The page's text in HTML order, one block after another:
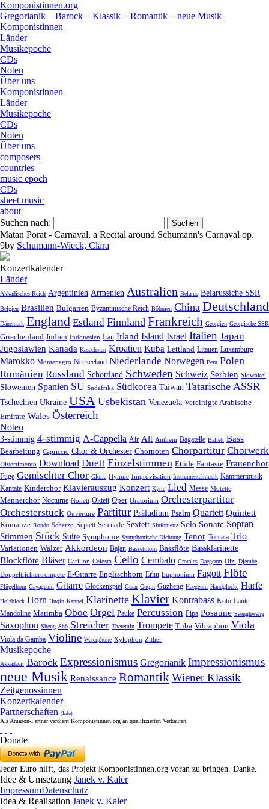
Komponistinnen.org
Gregorianik – Barock – Klassik – Romantik – neue Musik
Komponistinnen
Länder
Musikepoche
CDs
Noten
Über uns
Komponistinnen
Länder
Musikepoche
CDs
Noten
Über uns
composers
countries
music epoch
CDs
sheet music
about
Suchen nach:
Matan Porat - Carnaval, a Recital around Schumann's Carnaval op.
9by Schumann-Wieck, Clara
Konzertkalender
Länder
Akkadisches Reich Argentinien Armenien Australien Belarus Belarussiche SSR
Belgien Brasilien Bulgarien Byzantinische Reich Böhmen China Deutschland
Dänemark England Estland Finnland Frankreich Georgien Georgische SSR
Griechenland Indien Indonesien Iran Irland Island Israel Italien Japan
Jugoslawien Kanada Kasachstan Kroatien Kuba Lettland Litauen Luxemburg
Marokko Montenegro Neuseeland Niederlande Norwegen Peru Polen
Rumänien Russland Schottland Schweden Schweiz Serbien Slowakei
Slowenien Spanien SU Südafrika Südkorea Taiwan Tatarische ASSR
Tschechien Ukraine USA Usbekistan Venezuela Vereinigte Arabische
Emirate Wales Österreich
Noten
3-stimmig 4-stimmig A-Cappella Air Alt Anthem Bagatelle Ballett Bass
Bearbeitung Capriccio Chor & Orchester Chornoten Chorpartitur Chorwerk
Divertimento Download Duett Einzelstimmen Etüde Fantasie Frauenchor
Fuge Gemischter Chor Gloria Hymne Improvisation Instrumentalmusik Kammermusik
Kantate Kinderchor Klavierauszug Konzert Kyrie Lied Messe Motette
Männerchor Nocturne Nonett Oktett Oper Oratorium Orchesterpartitur
Orchesterstück Ouvertüre Partitur Präludium Psalm Quartett Quintett
Romanze Rondo Scherzo Septett Serenade Sextett Sinfonietta Solo Sonate Sopran
Stimmen Stück Suite Symphonie Symphonische Dichtung Tenor Toccata Trio
Variationen Walzer Akkordeon Bajan Bassetthorn Bassflöte Bassklarinette
Blockflöte Bläser Carillon Celesta Cello Cembalo Crotales Daegeum Dizi Djembé
Doppeltrichtertrompete E-Gitarre Englischhorn Erhu Euphonium Fagott Flöte
Flügelhorn Gayageum Gitarre Glockenspiel Guan Guqin Guzheng Haegeum Handglocke Harfe
Holzblock Horn Huqin Kannel Klarinette Klavier Kontrabass Koto Laute
Mandoline Marimba Oboe Orgel Pauke Percussion Pipa Posaune Saenghwang
Saxophon Sheng Shō Streicher Theremin Trompete Tuba Vibraphon Viola
Viola da Gamba Violine Waterphone Xylophon Zither
Musikepoche
Akkadzeit Barock Expressionismus Gregorianik Impressionismus
neue Musik Renaissance RomantikWiener Klassik
Zeitgenossinnen
Konzertkalender
Partnerschaften (Info)
Als Amazon-Partner verdient Komponistinnen.org an qualifizierten Verkäufen.
Donate
Jeder Euro hilft, das Projekt Komponistinnen.org voran zu bringen. Danke.
Idee & Umsetzung Janek v. Kaler
ImpressumDatenschutz
Idea & Realisation Janek v. Kaler